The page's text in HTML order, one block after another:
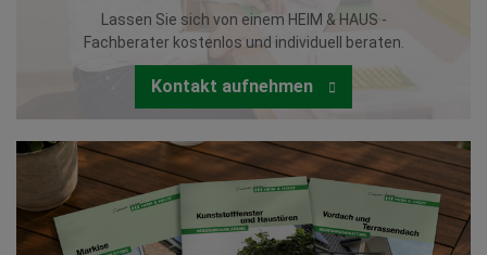
Lassen Sie sich von einem HEIM & HAUS -
Fachberater kostenlos und individuell beraten.
Kontakt aufnehmen